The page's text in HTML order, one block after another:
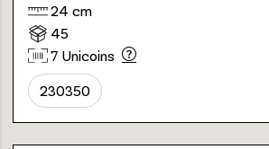
24 cm
45
7 Unicoins
230350